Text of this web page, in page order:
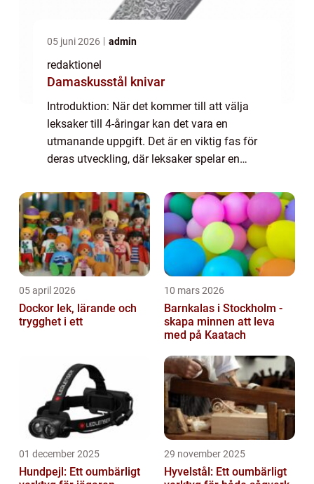
05 juni 2026 admin
redaktionel
Damaskusstål knivar
Introduktion: När det kommer till att välja
leksaker till 4-åringar kan det vara en
utmanande uppgift. Det är en viktig fas för
deras utveckling, där leksaker spelar en
underhållning. I denna artikel kommer vi att
g...
05 april 2026
Dockor lek, lärande och
trygghet i ett
10 mars 2026
Barnkalas i Stockholm -
skapa minnen att leva
med på Kaatach
01 december 2025
Hundpejl: Ett oumbärligt
29 november 2025
Hyvelstål: Ett oumbärligt